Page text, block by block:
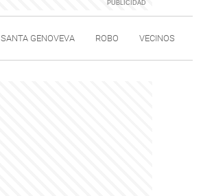
SANTA GENOVEVA ROBO VECINOS